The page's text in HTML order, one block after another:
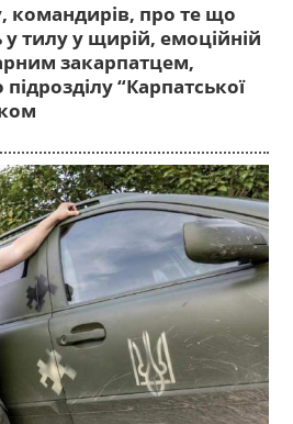
командирів, про те що
у тилу у щирій, емоційній
закарпатцем,
“Карпатської